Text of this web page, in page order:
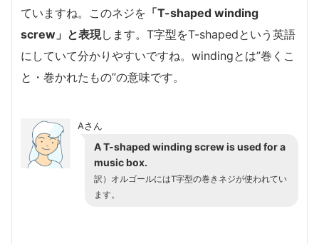
ていますね。このネジを 「T-shaped winding
screw」と表現します。T字型をT-shapedという英語
にしていて分かりやすいですね。windingとは”巻くこ
と・巻かれたもの”の意味です。
Aさん
A T-shaped winding screw is used for a
music box.
訳）オルゴールにはT字型の巻きネジが使われてい
ます。